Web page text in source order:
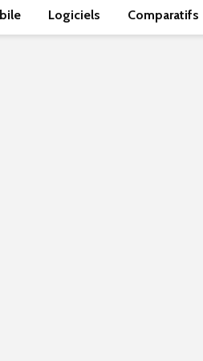
Logiciels Comparatifs